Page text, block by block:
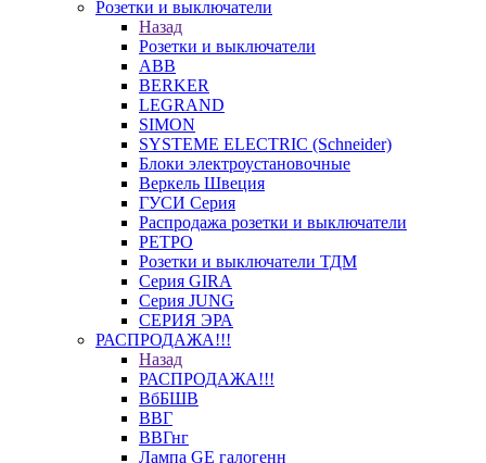
Розетки и выключатели
Назад
Розетки и выключатели
ABB
BERKER
LEGRAND
SIMON
SYSTEME ELECTRIC (Schneider)
Блоки электроустановочные
Веркель Швеция
ГУСИ Серия
Распродажа розетки и выключатели
РЕТРО
Розетки и выключатели ТДМ
Серия GIRA
Серия JUNG
СЕРИЯ ЭРА
РАСПРОДАЖА!!!
Назад
РАСПРОДАЖА!!!
ВбБШВ
ВВГ
ВВГнг
Лампа GE галогенн